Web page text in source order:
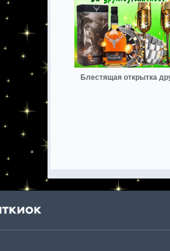
Блестящая открытка